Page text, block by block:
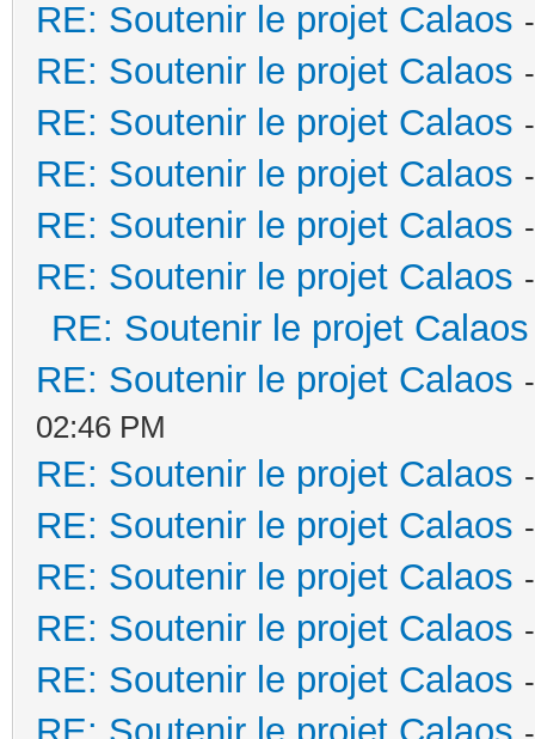
RE: Soutenir le projet Calaos
RE: Soutenir le projet Calaos
RE: Soutenir le projet Calaos
RE: Soutenir le projet Calaos
RE: Soutenir le projet Calaos
RE: Soutenir le projet Calaos
RE: Soutenir le projet Calaos
RE: Soutenir le projet Calaos
02:46 PM
RE: Soutenir le projet Calaos
RE: Soutenir le projet Calaos
RE: Soutenir le projet Calaos
RE: Soutenir le projet Calaos
RE: Soutenir le projet Calaos